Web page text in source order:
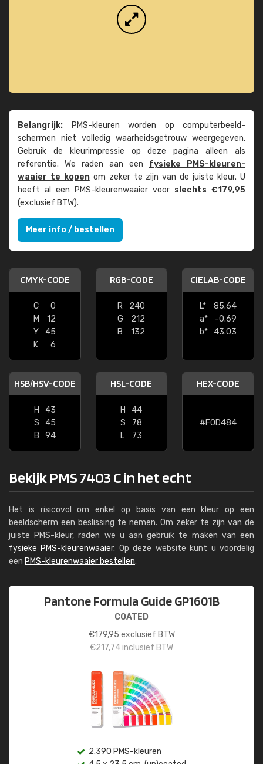
Belangrijk: PMS-kleuren worden op computer­beeld­
schermen niet volledig waarheids­­getrouw weer­gegeven.
Gebruik de kleur­impressie op deze pagina alleen als
referentie. We raden aan een fysieke PMS-kleuren­
waaier te kopenom zeker te zijn van de juiste kleur. U
heeft al een PMS-kleuren­waaier voor slechts €179,95
(exclusief BTW).
Meer info / bestellen
CMYK-CODE
C
0
M
12
Y
45
K
6
RGB-CODE
R
240
G
212
B
132
CIELAB-CODE
L*
85.64
a*
-0.69
b*
43.03
HSB/HSV-CODE
H
43
S
45
B
94
HSL-CODE
H
44
S
78
L
73
HEX-CODE
#F0D484
Bekijk PMS 7403 C in het echt
Het is risicovol om enkel op basis van een kleur op een
beeldscherm een beslissing te nemen. Om zeker te zijn van de
juiste PMS-kleur, raden we u aan gebruik te maken van een
fysieke PMS-kleurenwaaier. Op deze website kunt u voordelig
een PMS-kleurenwaaier bestellen.
Pantone Formula Guide GP1601B
COATED
€179,95 exclusief BTW
€217,74inclusief BTW
2.390 PMS-kleuren